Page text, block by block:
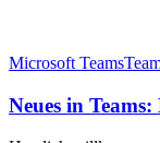
Microsoft Teams
Neues in Teams: